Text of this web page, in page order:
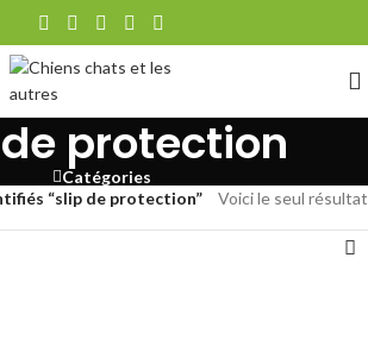
protection
Catégories
“slip de protection” Voici le seul résultat